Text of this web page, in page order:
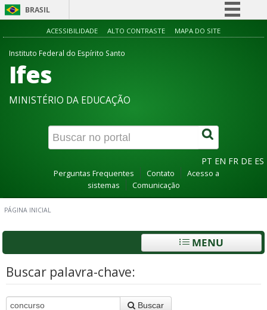
BRASIL
Simplifique!
Canais
ACESSIBILIDADE ALTO CONTRASTE MAPA DO SITE
Instituto Federal do Espírito Santo
Ifes
MINISTÉRIO DA EDUCAÇÃO
PT EN FR DE ES
Perguntas Frequentes Contato
Acesso a
sistemas
Comunicação
PÁGINA INICIAL
MENU
Buscar palavra-chave:
Buscar